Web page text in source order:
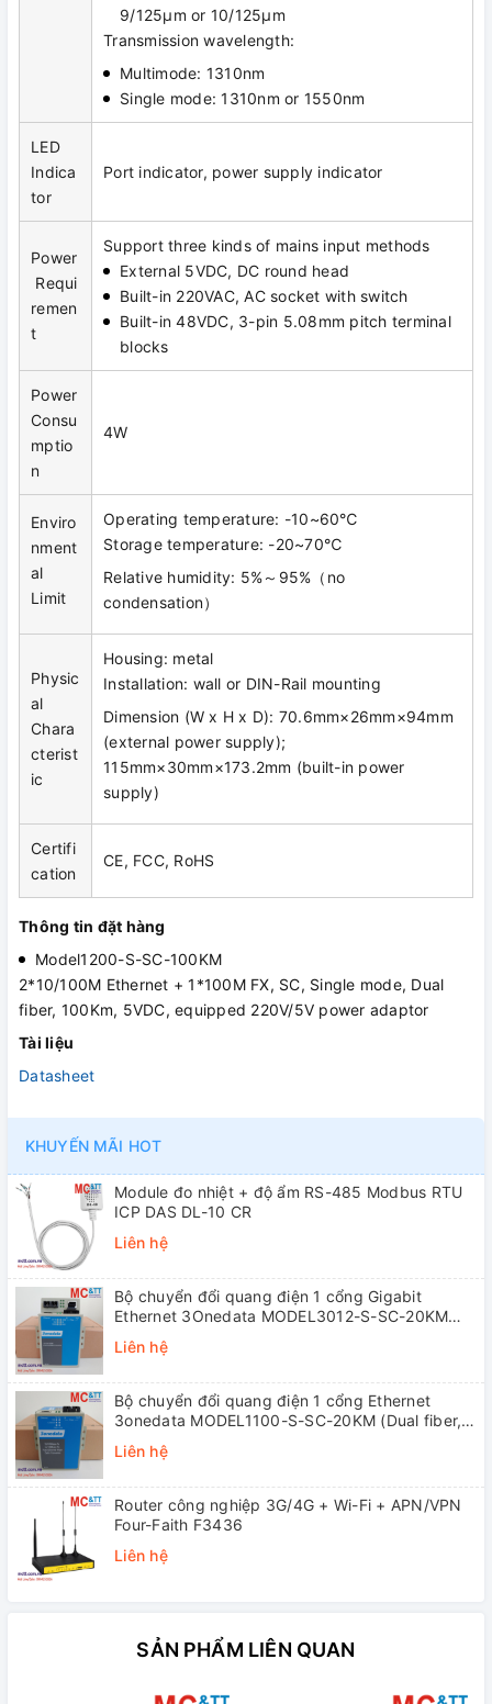
9/125μm or 10/125μm
Transmission wavelength:
Multimode: 1310nm
Single mode: 1310nm or 1550nm
LED
Indica
tor
Port indicator, power supply indicator
Power
Requi
remen
t
Support three kinds of mains input methods
External 5VDC, DC round head
Built-in 220VAC, AC socket with switch
Built-in 48VDC, 3-pin 5.08mm pitch terminal
blocks
Power
Consu
mptio
n
4W
Enviro
nment
al
Limit
Operating temperature: -10~60℃
Storage temperature: -20~70℃
Relative humidity: 5%～95%（no
condensation）
Physic
al
Chara
cterist
ic
Housing: metal
Installation: wall or DIN-Rail mounting
Dimension (W x H x D): 70.6mm×26mm×94mm
(external power supply);
115mm×30mm×173.2mm (built-in power
supply)
Certifi
cation
CE, FCC, RoHS
Thông tin đặt hàng
Model1200-S-SC-100KM
2*10/100M Ethernet + 1*100M FX, SC, Single mode, Dual
fiber, 100Km, 5VDC, equipped 220V/5V power adaptor
Tài liệu
Datasheet
KHUYẾN MÃI HOT
Module đo nhiệt + độ ẩm RS-485 Modbus RTU
ICP DAS DL-10 CR
Liên hệ
Bộ chuyển đổi quang điện 1 cổng Gigabit
Ethernet 3Onedata MODEL3012-S-SC-20KM
Liên hệ
Bộ chuyển đổi quang điện 1 cổng Ethernet
3onedata MODEL1100-S-SC-20KM (Dual fiber,
Liên hệ
Router công nghiệp 3G/4G + Wi-Fi + APN/VPN
Four-Faith F3436
Liên hệ
SẢN PHẨM LIÊN QUAN